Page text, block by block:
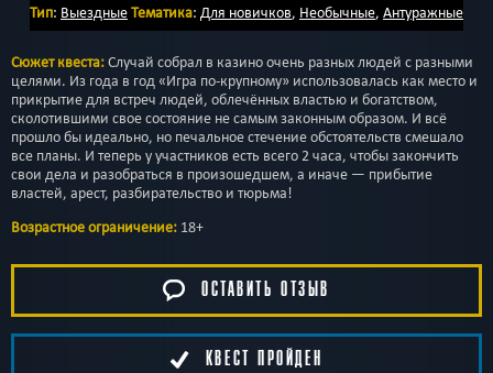
Тип: ВыездныеТематика: Для новичков, Необычные, Антуражные
Сюжет квеста:Случай собрал в казино очень разных людей с разными
целями. Из года в год «Игра по-крупному» использовалась как место и
прикрытие для встреч людей, облечённых властью и богатством,
сколотившими свое состояние не самым законным образом. И всё
прошло бы идеально, но печальное стечение обстоятельств смешало
все планы. И теперь у участников есть всего 2 часа, чтобы закончить
свои дела и разобраться в произошедшем, а иначе — прибытие
властей, арест, разбирательство и тюрьма!
Возрастное ограничение: 18+
ОСТАВИТЬ ОТЗЫВ
КВЕСТ ПРОЙДЕН